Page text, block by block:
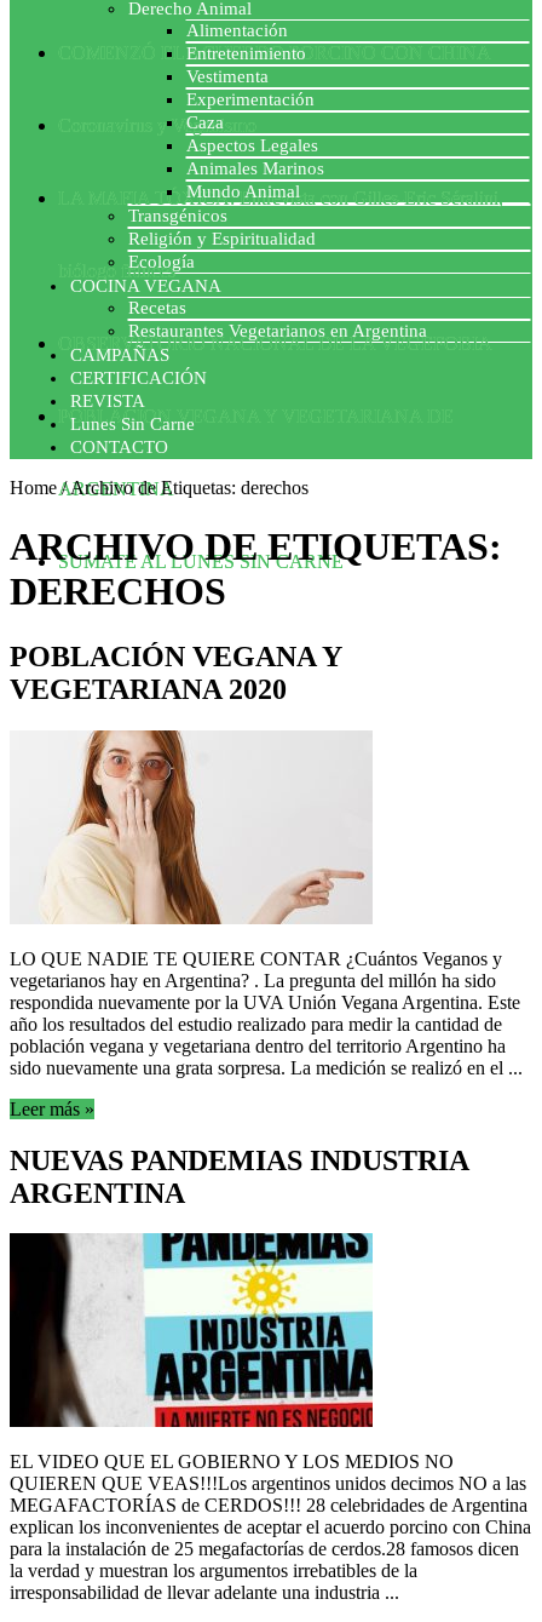
COMENZÓ EL ACUERDO PORCINO CON CHINA
Coronavirus y Veganismo
LA MAFIA TÓXICA: Entrevista con Gilles-Eric Séralini,
biólogo francés
OBSERVATORIO NACIONAL DE LA VEGEFOBIA
POBLACION VEGANA Y VEGETARIANA DE
ARGENTINA
SUMATE AL LUNES SIN CARNE
Derecho Animal
Alimentación
Entretenimiento
Vestimenta
Experimentación
Caza
Aspectos Legales
Animales Marinos
Mundo Animal
Transgénicos
Religión y Espiritualidad
Ecología
COCINA VEGANA
Recetas
Restaurantes Vegetarianos en Argentina
CAMPAÑAS
CERTIFICACIÓN
REVISTA
Lunes Sin Carne
CONTACTO
Home/Archivo de Etiquetas: derechos
ARCHIVO DE ETIQUETAS:
DERECHOS
POBLACIÓN VEGANA Y
VEGETARIANA 2020
LO QUE NADIE TE QUIERE CONTAR ¿Cuántos Veganos y
vegetarianos hay en Argentina? . La pregunta del millón ha sido
respondida nuevamente por la UVA Unión Vegana Argentina. Este
año los resultados del estudio realizado para medir la cantidad de
población vegana y vegetariana dentro del territorio Argentino ha
sido nuevamente una grata sorpresa. La medición se realizó en el ...
Leer más »
NUEVAS PANDEMIAS INDUSTRIA
ARGENTINA
EL VIDEO QUE EL GOBIERNO Y LOS MEDIOS NO
QUIEREN QUE VEAS!!!Los argentinos unidos decimos NO a las
MEGAFACTORÍAS de CERDOS!!! 28 celebridades de Argentina
explican los inconvenientes de aceptar el acuerdo porcino con China
para la instalación de 25 megafactorías de cerdos.28 famosos dicen
la verdad y muestran los argumentos irrebatibles de la
irresponsabilidad de llevar adelante una industria ...